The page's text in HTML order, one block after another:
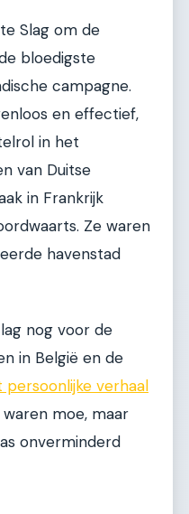
Slag om de
bloedigste
campagne.
en effectief,
in het
van Duitse
in Frankrijk
Ze waren
havenstad
nog voor de
in België en de
persoonlijke verhaal
waren moe, maar
onverminderd